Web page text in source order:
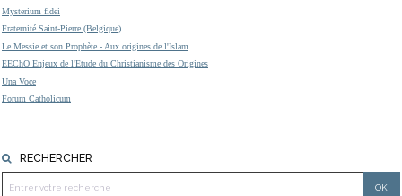
Mysterium fidei
Fraternité Saint-Pierre (Belgique)
Le Messie et son Prophète - Aux origines de l'Islam
EEChO Enjeux de l'Etude du Christianisme des Origines
Una Voce
Forum Catholicum
RECHERCHER